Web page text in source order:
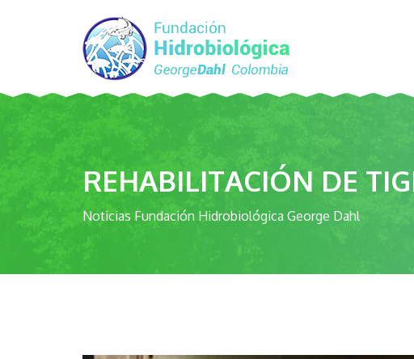
REHABILITACIÓN DE
Noticias Fundación Hidrobiológica George Dahl